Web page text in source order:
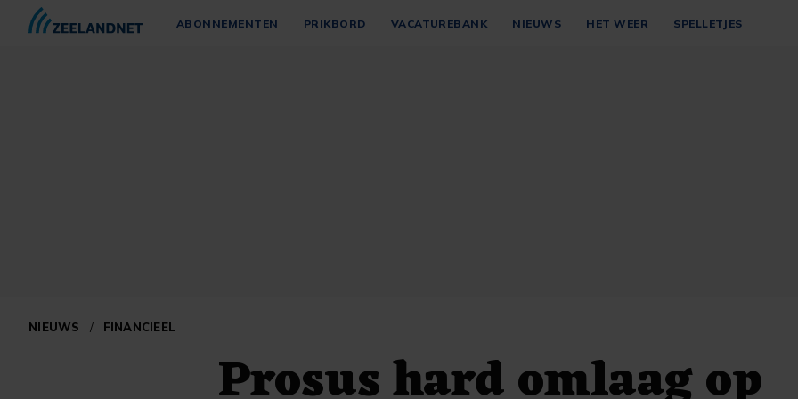
ABONNEMENTEN PRIKBORD VACATUREBANK NIEUWS HET WEER SPELLETJES
NIEUWS / FINANCIEEL